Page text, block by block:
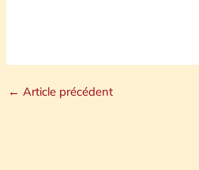
← Article précédent